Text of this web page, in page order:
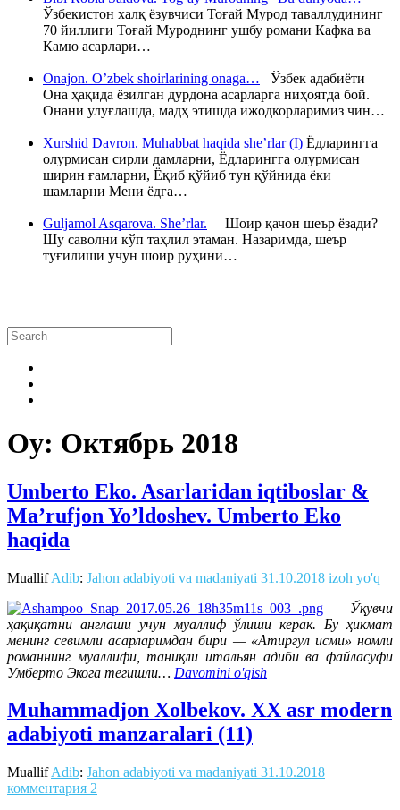
Ўзбекистон халқ ёзувчиси Тоғай Мурод таваллудининг
70 йиллиги Тоғай Муроднинг ушбу романи Кафка ва
Камю асарлари…
Onajon. O’zbek shoirlarining onaga… Ўзбек адабиёти
Она ҳақида ёзилган дурдона асарларга ниҳоятда бой.
Онани улуғлашда, мадҳ этишда ижодкорларимиз чин…
Xurshid Davron. Muhabbat haqida she’rlar (I) Ёдларингга
олурмисан сирли дамларни, Ёдларингга олурмисан
ширин ғамларни, Ёқиб қўйиб тун қўйнида ёки
шамларни Мени ёдга…
Guljamol Asqarova. She’rlar. Шоир қачон шеър ёзади?
Шу саволни кўп таҳлил этаман. Назаримда, шеър
туғилиши учун шоир руҳини…
Oy: Октябрь 2018
Umberto Eko. Asarlaridan iqtiboslar &
Ma’rufjon Yo’ldoshev. Umberto Eko
haqida
MuallifAdib: Jahon adabiyoti va madaniyati 31.10.2018 izoh yo'q
Ўқувчи
ҳақиқатни англаши учун муаллиф ўлиши керак. Бу ҳикмат
менинг севимли асарларимдан бири — «Атиргул исми» номли
романнинг муаллифи, таниқли итальян адиби ва файласуфи
Умберто Экога тегишли… Davomini o'qish
Muhammadjon Xolbekov. XX asr modern
adabiyoti manzaralari (11)
MuallifAdib: Jahon adabiyoti va madaniyati 31.10.2018
комментария 2